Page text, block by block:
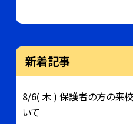
新着記事
8/6( 木 ) 保護者の方の来
いて